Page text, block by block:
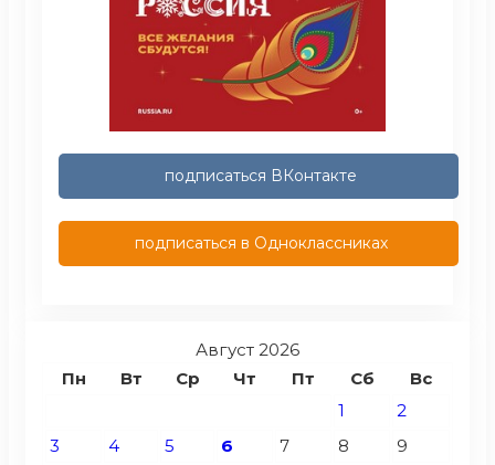
подписаться ВКонтакте
подписаться в Одноклассниках
Август 2026
Пн
Вт Ср Чт Пт Сб Вс
1
2
3
4 5 6 7 8
9